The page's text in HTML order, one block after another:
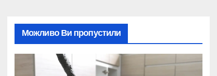
Можливо Ви пропустили